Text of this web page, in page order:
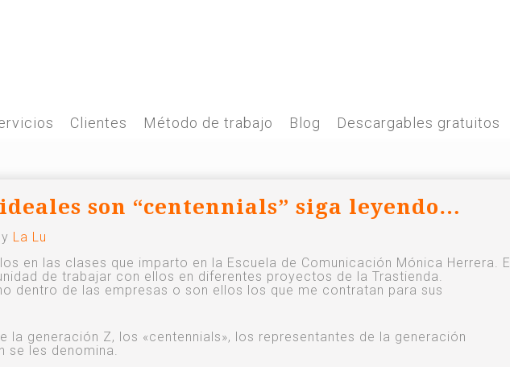
Clientes Método de trabajo Blog Descargables gratuitos
son “centennials” siga leyendo…
La Lu
en las clases que imparto en la Escuela de Comunicación Mónica Herrera. E
de trabajar con ellos en diferentes proyectos de la Trastienda.
dentro de las empresas o son ellos los que me contratan para sus
la generación Z, los «centennials», los representantes de la generación
se les denomina.